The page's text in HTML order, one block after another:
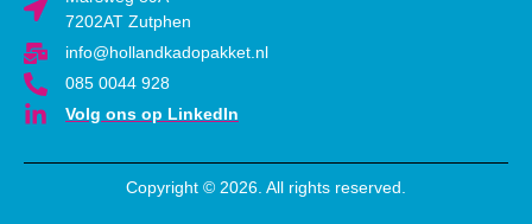
7202AT Zutphen
info@hollandkadopakket.nl
085 0044 928
Volg ons op LinkedIn
Copyright © 2026. All rights reserved.